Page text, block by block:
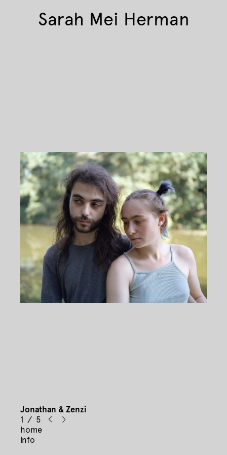
Sarah Mei Herman
Jonathan & Zenzi
1 / 5
home
info